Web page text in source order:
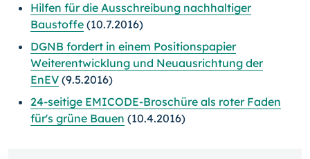
Hilfen für die Ausschreibung nachhaltiger
Baustoffe (10.7.2016)
DGNB fordert in einem Positionspapier
Weiterentwicklung und Neuausrichtung der
EnEV (9.5.2016)
24-seitige EMICODE-Broschüre als roter Faden
für's grüne Bauen (10.4.2016)